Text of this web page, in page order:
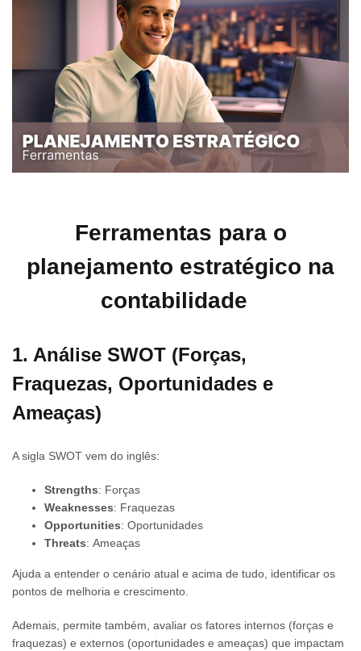
Ferramentas para o
planejamento estratégico na
contabilidade
1. Análise SWOT (Forças,
Fraquezas, Oportunidades e
Ameaças)
A sigla SWOT vem do inglês:
Strengths: Forças
Weaknesses: Fraquezas
Opportunities: Oportunidades
Threats: Ameaças
Ajuda a entender o cenário atual e acima de tudo, identificar os
pontos de melhoria e crescimento.
Ademais, permite também, avaliar os fatores internos (forças e
fraquezas) e externos (oportunidades e ameaças) que impactam